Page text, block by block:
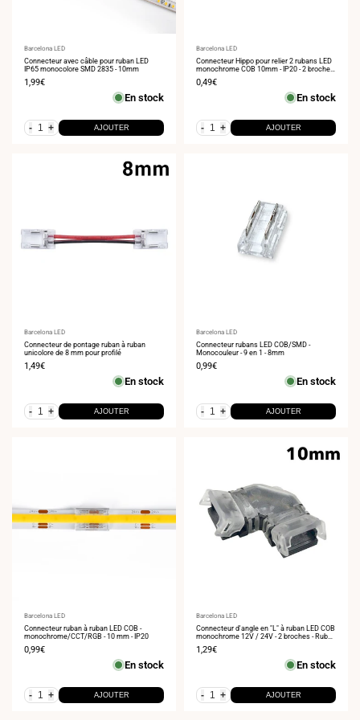
Fournisseur
:
Barcelona LED
Connecteur avec câble pour ruban LED
IP65 monocolore SMD 2835 - 10mm
Prix
1,99€
En stock
- + AJOUTER
Fournisseur
:
Barcelona LED
Connecteur Hippo pour relier 2 rubans LED
monochrome COB 10mm - IP20 - 2 broches
- Max. 24V
Prix
0,49€
En stock
- + AJOUTER
Fournisseur
:
Barcelona LED
Connecteur de pontage ruban à ruban
unicolore de 8 mm pour profilé
Prix
1,49€
En stock
- + AJOUTER
Fournisseur
:
Barcelona LED
Connecteur rubans LED COB/SMD -
Monocouleur - 9 en 1 - 8mm
Prix
0,99€
En stock
- + AJOUTER
Fournisseur
:
Barcelona LED
Connecteur ruban à ruban LED COB -
monochrome/CCT/RGB - 10 mm - IP20
Prix
0,99€
En stock
- + AJOUTER
Fournisseur
:
Barcelona LED
Connecteur d'angle en "L" à ruban LED COB
monochrome 12V / 24V - 2 broches - Ruban
10mm
Prix
1,29€
En stock
- + AJOUTER